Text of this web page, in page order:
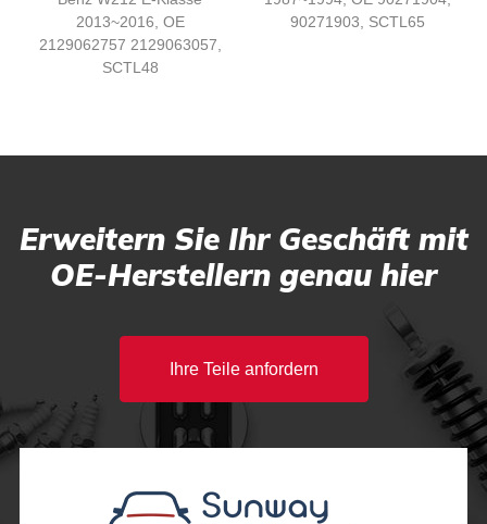
2013~2016, OE
2129062757 2129063057,
SCTL48
90271903, SCTL65
Erweitern Sie Ihr Geschäft mit
OE-Herstellern genau hier
Ihre Teile anfordern